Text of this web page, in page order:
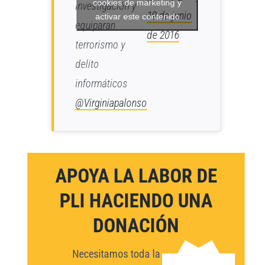
investigación y
equiparan
terrorismo y
delito
informáticos
@Virginiapalonso
19 de junio
de 2016
cookies de marketing y
activar este contenido
APOYA LA LABOR DE
PLI HACIENDO UNA
DONACIÓN
Necesitamos toda la